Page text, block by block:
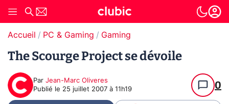
Accueil PC & Gaming Gaming
The Scourge Project se dévoile
Par Jean-Marc Oliveres
Publié le 25 juillet 2007 à 11h19 0